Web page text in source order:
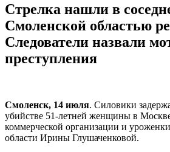
Стрелка нашли в
Смоленской областью
Следователи назвали
преступления
Смоленск, 14 июля. Силовики
убийстве 51-летней женщины в
коммерческой организации и
области Ирины Глушаченковой.